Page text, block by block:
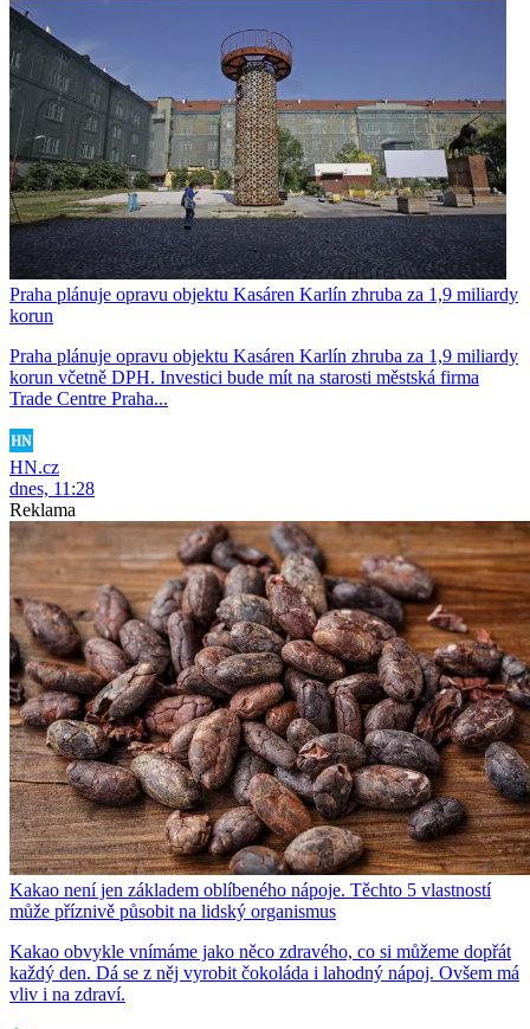
Praha plánuje opravu objektu Kasáren Karlín zhruba za 1,9 miliardy
korun
Praha plánuje opravu objektu Kasáren Karlín zhruba za 1,9 miliardy
korun včetně DPH. Investici bude mít na starosti městská firma
Trade Centre Praha...
HN.cz
dnes, 11:28
Reklama
Kakao není jen základem oblíbeného nápoje. Těchto 5 vlastností
může příznivě působit na lidský organismus
Kakao obvykle vnímáme jako něco zdravého, co si můžeme dopřát
každý den. Dá se z něj vyrobit čokoláda i lahodný nápoj. Ovšem má
vliv i na zdraví.